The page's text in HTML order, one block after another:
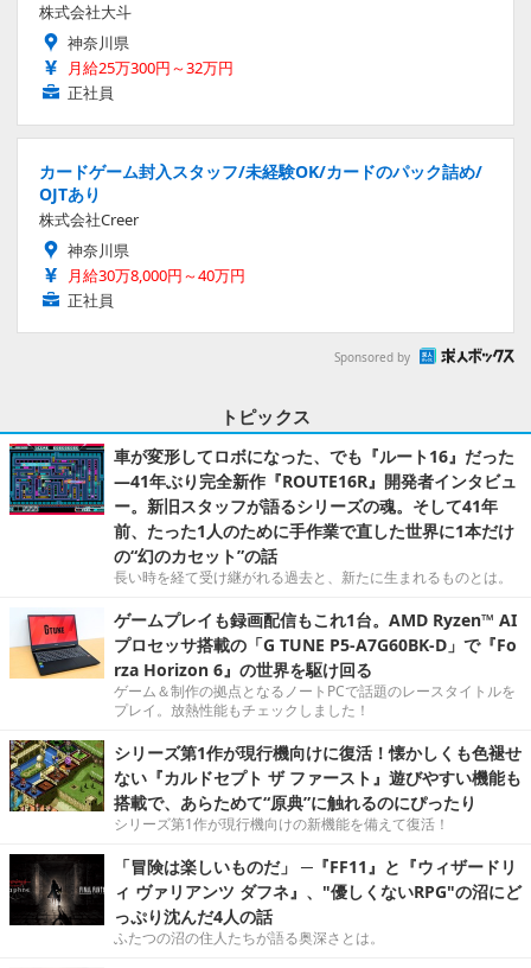
株式会社大斗
神奈川県
月給25万300円～32万円
正社員
カードゲーム封入スタッフ/未経験OK/カードのパック詰め/
OJTあり
株式会社Creer
神奈川県
月給30万8,000円～40万円
正社員
Sponsored by
トピックス
車が変形してロボになった、でも『ルート16』だった
―41年ぶり完全新作『ROUTE16R』開発者インタビュ
ー。新旧スタッフが語るシリーズの魂。そして41年
前、たった1人のために手作業で直した世界に1本だけ
の“幻のカセット”の話
長い時を経て受け継がれる過去と、新たに生まれるものとは。
ゲームプレイも録画配信もこれ1台。AMD Ryzen™ AI
プロセッサ搭載の「G TUNE P5-A7G60BK-D」で『Fo
rza Horizon 6』の世界を駆け回る
ゲーム＆制作の拠点となるノートPCで話題のレースタイトルを
プレイ。放熱性能もチェックしました！
シリーズ第1作が現行機向けに復活！懐かしくも色褪せ
ない『カルドセプト ザ ファースト』遊びやすい機能も
搭載で、あらためて“原典”に触れるのにぴったり
シリーズ第1作が現行機向けの新機能を備えて復活！
「冒険は楽しいものだ」 ─『FF11』と『ウィザードリ
ィ ヴァリアンツ ダフネ』、"優しくないRPG"の沼にど
っぷり沈んだ4人の話
ふたつの沼の住人たちが語る奥深さとは。